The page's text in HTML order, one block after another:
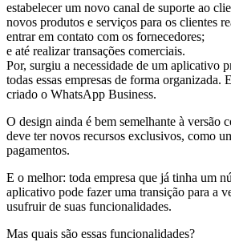
estabelecer um novo canal de suporte ao
novos produtos e serviços para os clientes
entrar em contato com os fornecedores;
e até realizar transações comerciais.
Por, surgiu a necessidade de um aplicativo
todas essas empresas de forma organizada.
criado o WhatsApp Business.
O design ainda é bem semelhante à versão
deve ter novos recursos exclusivos, como
pagamentos.
E o melhor: toda empresa que já tinha um
aplicativo pode fazer uma transição para a
usufruir de suas funcionalidades.
Mas quais são essas funcionalidades?